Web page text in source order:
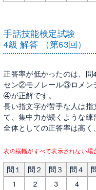
手話技能検定試験
4級 解答 （第63回）
正答率が低かったのは、
セン②モノレール③ロメン
④が正解です。
長い指文字が苦手な人は
て、集中力が続くような練
全体としての正答率は高く
表の横幅がすべて表示されない場
問１ 問２ 問３ 問４
1
2 3 4